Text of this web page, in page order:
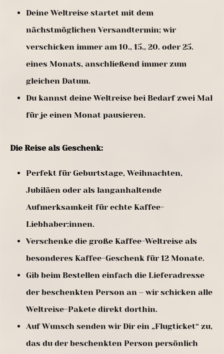
Deine Weltreise startet mit dem
nächstmöglichen Versandtermin; wir
verschicken immer am 10., 15., 20. oder 25.
eines Monats, anschließend immer zum
gleichen Datum.
Du kannst deine Weltreise bei Bedarf zwei Mal
für je einen Monat pausieren.
Die Reise als Geschenk:
Perfekt für Geburtstage, Weihnachten,
Jubiläen oder als langanhaltende
Aufmerksamkeit für echte Kaffee-
Liebhaber:innen.
Verschenke die große Kaffee-Weltreise als
besonderes Kaffee-Geschenk für 12 Monate.
Gib beim Bestellen einfach die Lieferadresse
der beschenkten Person an – wir schicken alle
Weltreise-Pakete direkt dorthin.
Auf Wunsch senden wir Dir ein „Flugticket“ zu,
das du der beschenkten Person persönlich